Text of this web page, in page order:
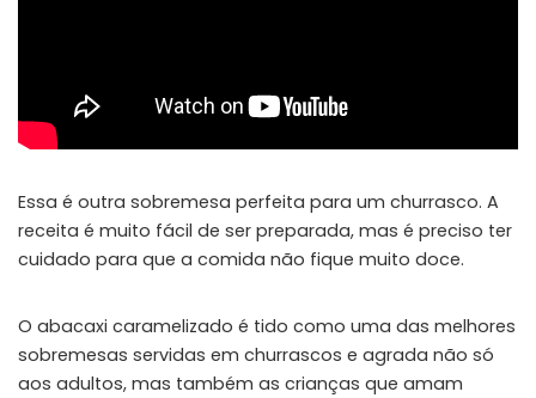
Essa é outra sobremesa perfeita para um churrasco. A
receita é muito fácil de ser preparada, mas é preciso ter
cuidado para que a comida não fique muito doce.
O abacaxi caramelizado é tido como uma das melhores
sobremesas servidas em churrascos e agrada não só
aos adultos, mas também as crianças que amam